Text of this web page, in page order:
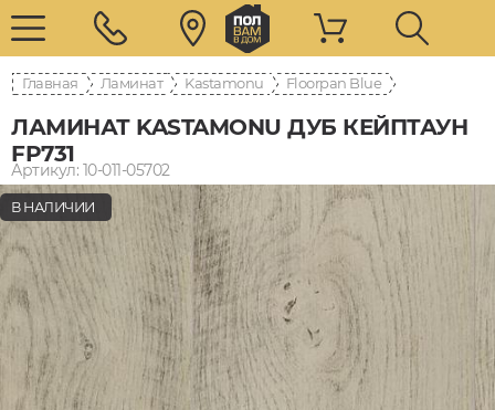
Главная Ламинат Kastamonu Floorpan Blue
ЛАМИНАТ KASTAMONU ДУБ КЕЙПТАУН
FP731
Артикул: 10-011-05702
В НАЛИЧИИ